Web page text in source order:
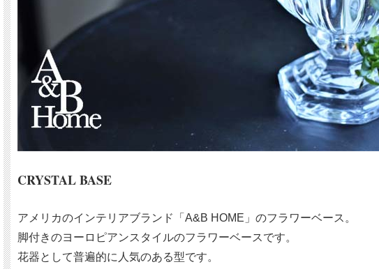
CRYSTAL BASE
アメリカのインテリアブランド「A&B HOME」のフラワーベース。
脚付きのヨーロピアンスタイルのフラワーベースです。
花器として普遍的に人気のある型です。